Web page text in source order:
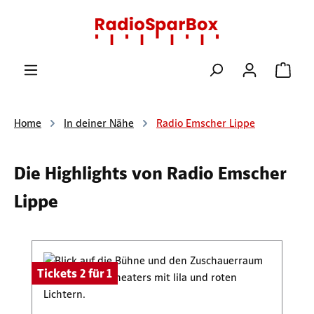
Zum Hauptinhalt springen
Home In deiner Nähe Radio Emscher Lippe
Die Highlights von Radio Emscher
Lippe
Tickets 2 für 1